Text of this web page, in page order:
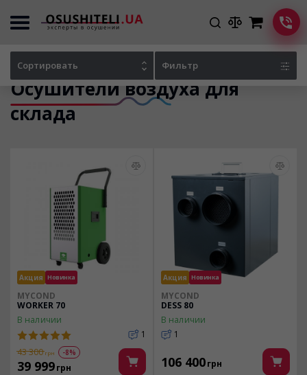
Осушители воздуха для
склада
Сортировать Фильтр
Акция Новинка
MYCOND
WORKER 70
В наличии
1
43 300 грн -8%
39 999грн
Акция Новинка
MYCOND
DESS 80
В наличии
1
106 400грн